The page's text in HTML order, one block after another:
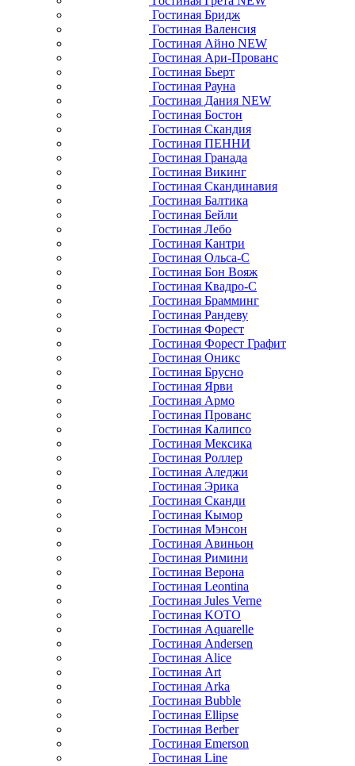
Гостиная Бридж
Гостиная Валенсия
Гостиная Айно NEW
Гостиная Ари-Прованс
Гостиная Бьерт
Гостиная Рауна
Гостиная Дания NEW
Гостиная Бостон
Гостиная Скандия
Гостиная ПЕННИ
Гостиная Гранада
Гостиная Викинг
Гостиная Скандинавия
Гостиная Балтика
Гостиная Бейли
Гостиная Лебо
Гостиная Кантри
Гостиная Ольса-С
Гостиная Бон Вояж
Гостиная Квадро-С
Гостиная Брамминг
Гостиная Рандеву
Гостиная Форест
Гостиная Форест Графит
Гостиная Оникс
Гостиная Брусно
Гостиная Ярви
Гостиная Армо
Гостиная Прованс
Гостиная Калипсо
Гостиная Мексика
Гостиная Роллер
Гостиная Аледжи
Гостиная Эрика
Гостиная Сканди
Гостиная Кымор
Гостиная Мэнсон
Гостиная Авиньон
Гостиная Римини
Гостиная Верона
Гостиная Leontina
Гостиная Jules Verne
Гостиная KOTO
Гостиная Aquarelle
Гостиная Andersen
Гостиная Alice
Гостиная Art
Гостиная Arka
Гостиная Bubble
Гостиная Ellipse
Гостиная Berber
Гостиная Emerson
Гостиная Line